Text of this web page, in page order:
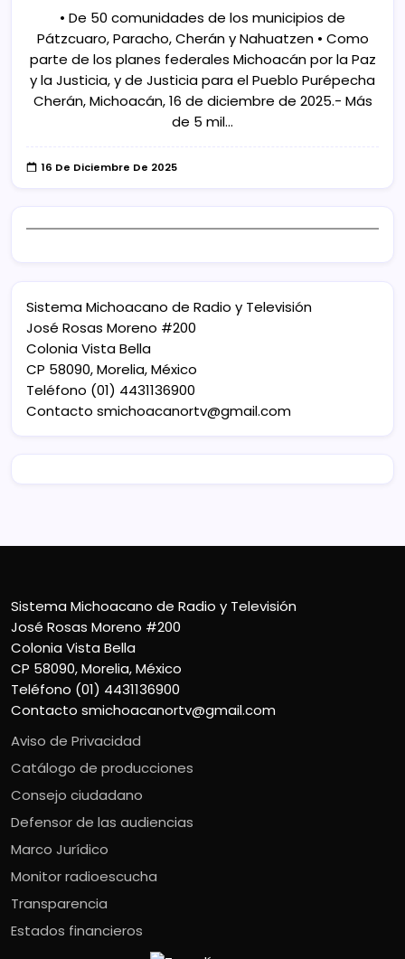
• De 50 comunidades de los municipios de
Pátzcuaro, Paracho, Cherán y Nahuatzen • Como
parte de los planes federales Michoacán por la Paz
y la Justicia, y de Justicia para el Pueblo Purépecha
Cherán, Michoacán, 16 de diciembre de 2025.- Más
de 5 mil…
16 De Diciembre De 2025
Sistema Michoacano de Radio y Televisión
José Rosas Moreno #200
Colonia Vista Bella
CP 58090, Morelia, México
Teléfono (01) 4431136900
Contacto smichoacanortv@gmail.com
Sistema Michoacano de Radio y Televisión
José Rosas Moreno #200
Colonia Vista Bella
CP 58090, Morelia, México
Teléfono (01) 4431136900
Contacto smichoacanortv@gmail.com
Aviso de Privacidad
Catálogo de producciones
Consejo ciudadano
Defensor de las audiencias
Marco Jurídico
Monitor radioescucha
Transparencia
Estados financieros